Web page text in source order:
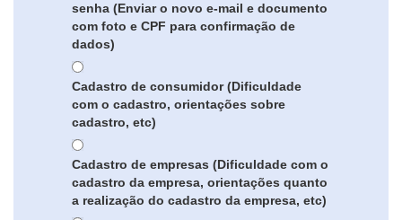
senha (Enviar o novo e-mail e documento
com foto e CPF para confirmação de
dados)
Cadastro de consumidor (Dificuldade
com o cadastro, orientações sobre
cadastro, etc)
Cadastro de empresas (Dificuldade com o
cadastro da empresa, orientações quanto
a realização do cadastro da empresa, etc)